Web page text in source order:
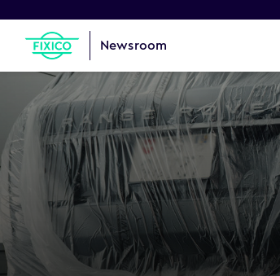
Newsroom